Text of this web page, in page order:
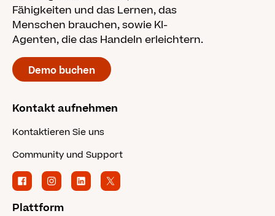
Fähigkeiten und das Lernen, das
Menschen brauchen, sowie KI-
Agenten, die das Handeln erleichtern.
Demo buchen
Kontakt aufnehmen
Kontaktieren Sie uns
Community und Support
Plattform